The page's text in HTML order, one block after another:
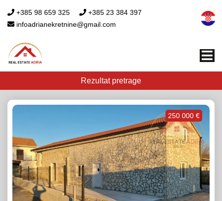
+385 98 659 325
+385 23 384 397
infoadrianekretnine@gmail.com
Rezultat pretrage
250 000 €